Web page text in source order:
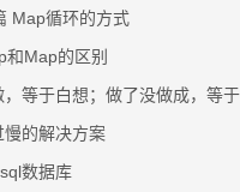
Map循环的方式
和Map的区别
等于白想；做了没做成，等于
慢的解决方案
数据库